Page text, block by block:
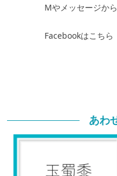
Mやメッセージか
Facebookはこちら
あわ